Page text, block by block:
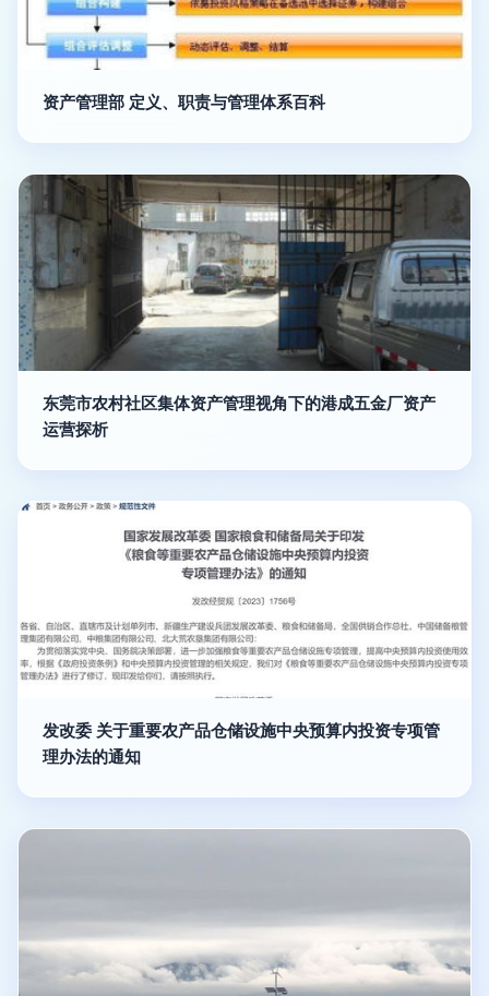
资产管理部 定义、职责与管理体系百科
东莞市农村社区集体资产管理视角下的港成五金厂资产
运营探析
发改委 关于重要农产品仓储设施中央预算内投资专项管
理办法的通知